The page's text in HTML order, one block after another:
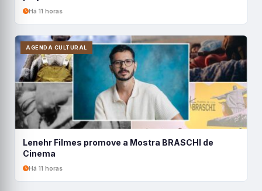
Há 11 horas
AGENDA CULTURAL
Lenehr Filmes promove a Mostra BRASCHI de
Cinema
Há 11 horas